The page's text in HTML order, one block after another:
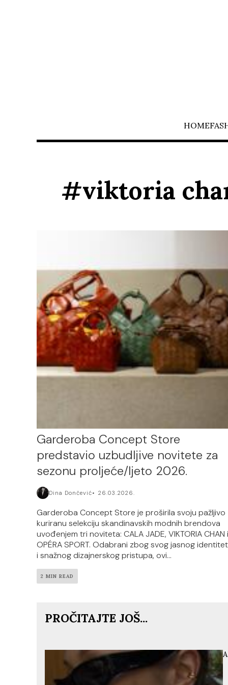
HOME
#viktoria
Garderoba Concept Store
predstavio uzbudljive novitete za
sezonu proljeće/ljeto 2026.
Dina Dončević 26.03.2026.
Garderoba Concept Store je proširila svoju pažljivo
kuriranu selekciju skandinavskih modnih brendova
uvođenjem tri noviteta: CALA JADE, VIKTORIA CHAN i
OPÉRA SPORT. Odabrani zbog svog jasnog
i snažnog dizajnerskog pristupa, ovi...
2 MIN READ
PROČITAJTE JOŠ...